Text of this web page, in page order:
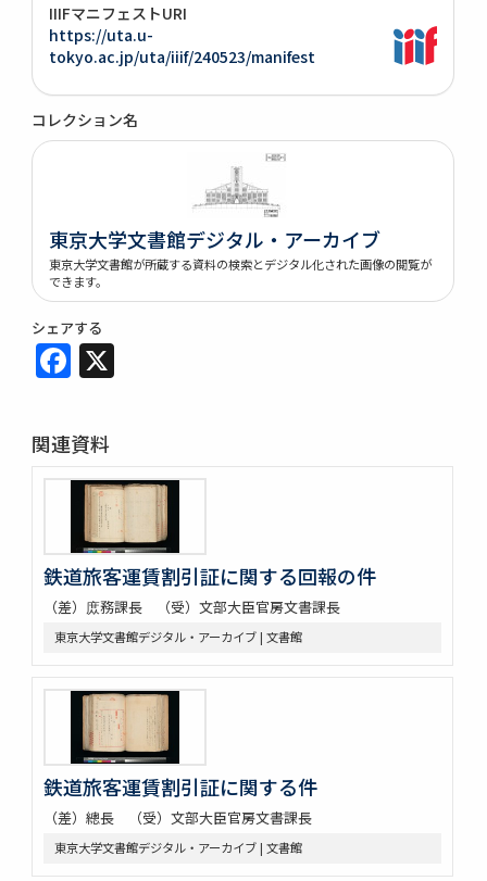
IIIFマニフェストURI
https://uta.u-
tokyo.ac.jp/uta/iiif/240523/manifest
コレクション名
東京大学文書館デジタル・アーカイブ
東京大学文書館が所蔵する資料の検索とデジタル化された画像の閲覧が
できます。
シェアする
Facebook
関連資料
鉄道旅客運賃割引証に関する回報の件
（差）庻務課長 （受）文部大臣官房文書課長
東京大学文書館デジタル・アーカイブ | 文書館
鉄道旅客運賃割引証に関する件
（差）總長 （受）文部大臣官房文書課長
東京大学文書館デジタル・アーカイブ | 文書館